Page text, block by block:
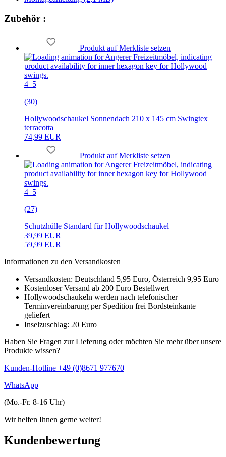
Zubehör :
Produkt auf Merkliste setzen
4_5
(30)
Hollywoodschaukel Sonnendach 210 x 145 cm Swingtex
terracotta
74,99 EUR
Produkt auf Merkliste setzen
4_5
(27)
Schutzhülle Standard für Hollywoodschaukel
39,99 EUR
59,99 EUR
Informationen zu den Versandkosten
Versandkosten: Deutschland 5,95 Euro, Österreich 9,95 Euro
Kostenloser Versand ab 200 Euro Bestellwert
Hollywoodschaukeln werden nach telefonischer
Terminvereinbarung per Spedition frei Bordsteinkante
geliefert
Inselzuschlag: 20 Euro
Haben Sie Fragen zur Lieferung oder möchten Sie mehr über unsere
Produkte wissen?
Kunden-Hotline +49 (0)8671 977670
WhatsApp
(Mo.-Fr. 8-16 Uhr)
Wir helfen Ihnen gerne weiter!
Kundenbewertung